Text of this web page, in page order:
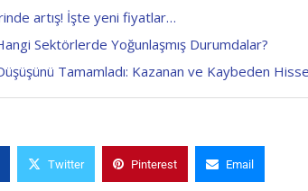
artış! İşte yeni fiyatlar…
Sektörlerde Yoğunlaşmış Durumdalar?
Tamamladı: Kazanan ve Kaybeden
Twitter Pinterest Email